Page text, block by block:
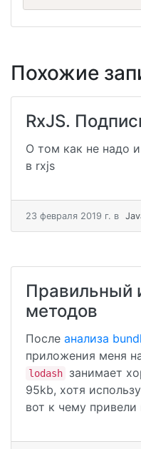
Похожие
RxJS.
О том как не надо
в rxjs
23 февраля 2019 г. в
Правильный
методов
После анализа
приложения меня
lodash
занимает
95kb, хотя
вот к чему привели